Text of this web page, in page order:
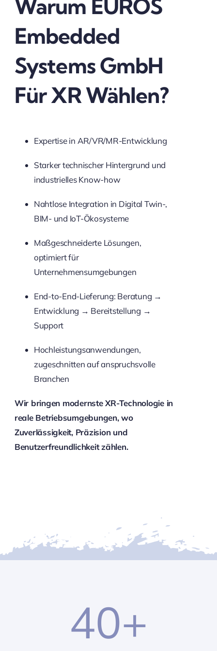
Warum EUROS
Embedded
Systems GmbH
Für XR Wählen?
Expertise in AR/VR/MR-Entwicklung
Starker technischer Hintergrund und
industrielles Know-how
Nahtlose Integration in Digital Twin-,
BIM- und IoT-Ökosysteme
Maßgeschneiderte Lösungen,
optimiert für
Unternehmensumgebungen
End-to-End-Lieferung: Beratung →
Entwicklung → Bereitstellung →
Support
Hochleistungsanwendungen,
zugeschnitten auf anspruchsvolle
Branchen
Wir bringen modernste XR-Technologie in
reale Betriebsumgebungen, wo
Zuverlässigkeit, Präzision und
Benutzerfreundlichkeit zählen.
40+